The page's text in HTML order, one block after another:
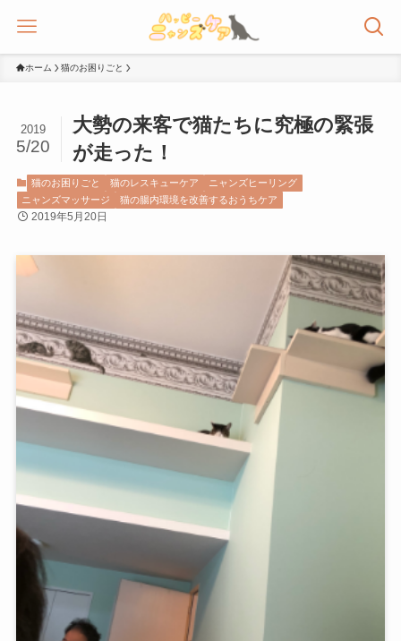
ホーム 猫のお困りごと
大勢の来客で猫たちに究極の緊張
が走った！
2019
5/20
猫のお困りごと 猫のレスキューケア
ニャンズヒーリング
ニャンズマッサージ
猫の腸内環境を改善するおうちケア
2019年5月20日